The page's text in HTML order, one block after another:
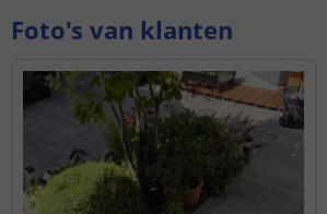
Foto's van klanten